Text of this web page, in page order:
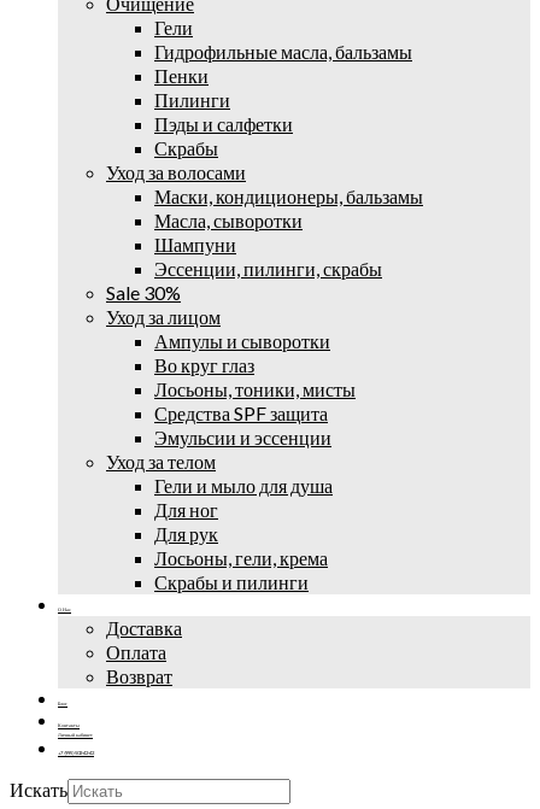
Гели
Гидрофильные масла, бальзамы
Пенки
Пилинги
Пэды и салфетки
Скрабы
Уход за волосами
Маски, кондиционеры, бальзамы
Масла, сыворотки
Шампуни
Эссенции, пилинги, скрабы
Sale 30%
Уход за лицом
Ампулы и сыворотки
Во круг глаз
Лосьоны, тоники, мисты
Средства SPF защита
Эмульсии и эссенции
Уход за телом
Гели и мыло для душа
Для ног
Для рук
Лосьоны, гели, крема
Скрабы и пилинги
О Нас
Доставка
Оплата
Возврат
Блог
Контакты
Личный кабинет
+7 (995) 502-42-42
Искать